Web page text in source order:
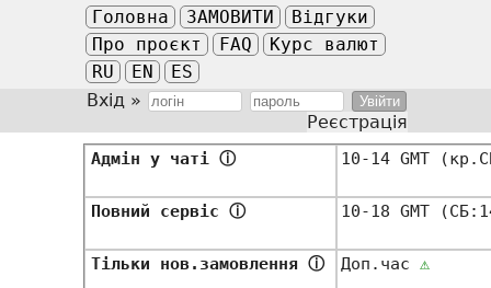
Головна ЗАМОВИТИ
Відгуки
Про проєкт
FAQ
Курс валют
RU
EN
ES
Вхід »
Реєстрація
Адмін у чатіⓘ 10-14 GMT
Повний сервісⓘ 10-18 GMT
Тільки нов.замовленняⓘ Доп.час⚠